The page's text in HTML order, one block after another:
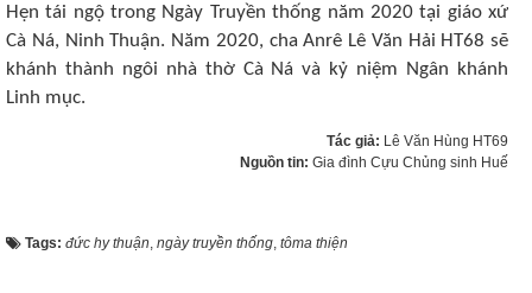
Hẹn tái ngộ trong Ngày Truyền thống năm 2020 tại giáo xứ
Cà Ná, Ninh Thuận. Năm 2020, cha Anrê Lê Văn Hải HT68 sẽ
khánh thành ngôi nhà thờ Cà Ná và kỷ niệm Ngân khánh
Linh mục.
Tác giả: Lê Văn Hùng HT69
Nguồn tin: Gia đình Cựu Chủng sinh Huế
Tags: đức hy thuận ngày truyền thống tôma thiện